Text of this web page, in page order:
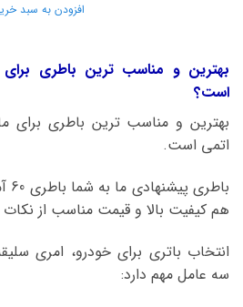
افزودن به سبد
بهترین و مناسب ترین باطری برای
است؟
اتمی است.
هم کیفیت بالا و قیمت مناسب از
انتخاب باتری برای خودرو، امری
سه عامل مهم دارد: